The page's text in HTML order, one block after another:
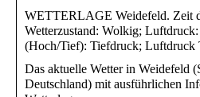
WETTERLAGE Weidefeld. Zeit
Wetterzustand: Wolkig;
(Hoch/Tief): Tiefdruck; Luftdruck
Das aktuelle Wetter in Weidefeld
Deutschland) mit ausführlichen